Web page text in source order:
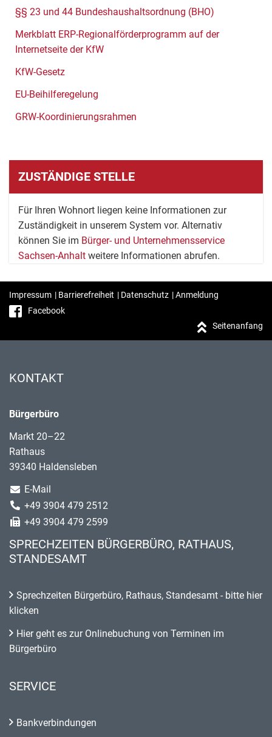
§§ 23 und 44 Bundeshaushaltsordnung (BHO)
Merkblatt ERP-Regionalförderprogramm auf der
Internetseite der KfW
KfW-Gesetz
EU-Beihilferegelung
GRW-Koordinierungsrahmen
ZUSTÄNDIGE STELLE
Für Ihren Wohnort liegen keine Informationen zur
Zuständigkeit in unserem System vor. Alternativ
können Sie im Bürger- und Unternehmensservice
Sachsen-Anhalt weitere Informationen abrufen.
Impressum | Barrierefreiheit | Datenschutz |Anmeldung
Facebook
Seitenanfang
KONTAKT
Bürgerbüro
Markt 20–22
Rathaus
39340 Haldensleben
E-Mail
+49 3904 479 2512
+49 3904 479 2599
SPRECHZEITEN BÜRGERBÜRO, RATHAUS,
STANDESAMT
Sprechzeiten Bürgerbüro, Rathaus, Standesamt - bitte hier
klicken
Hier geht es zur Onlinebuchung von Terminen im
Bürgerbüro
SERVICE
Bankverbindungen